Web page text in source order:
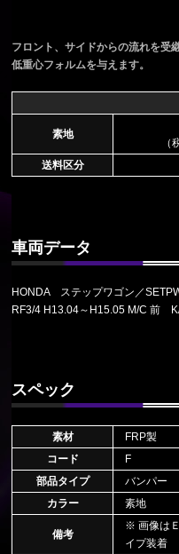
フロント、サイドからの流れを受
低重心フォルムを与えます。
素地
（
送料区分
車両データ
HONDA ステップワゴン／
RF3/4 H13.04～H15.05 M/C 前
スペック
素材
FRP製
コード
F
部品タイプ
バンパー
カラー
素地
備考
※ 画像は
イプ装着